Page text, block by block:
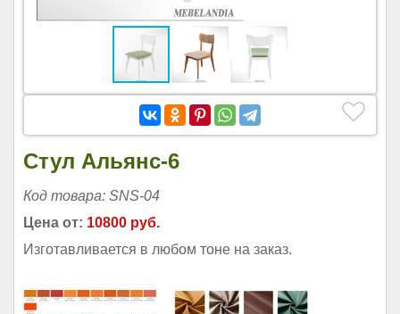
Стул Альянс-6
Код товара: SNS-04
Цена от: 10800 руб.
Изготавливается в любом тоне на заказ.